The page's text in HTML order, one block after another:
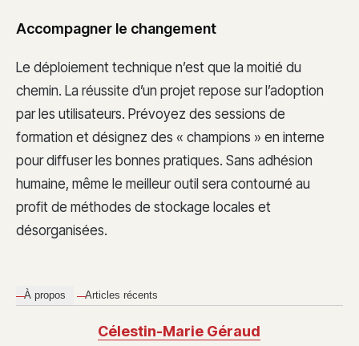
Accompagner le changement
Le déploiement technique n’est que la moitié du
chemin. La réussite d’un projet repose sur l’adoption
par les utilisateurs. Prévoyez des sessions de
formation et désignez des « champions » en interne
pour diffuser les bonnes pratiques. Sans adhésion
humaine, même le meilleur outil sera contourné au
profit de méthodes de stockage locales et
désorganisées.
À propos Articles récents
Célestin-Marie Géraud